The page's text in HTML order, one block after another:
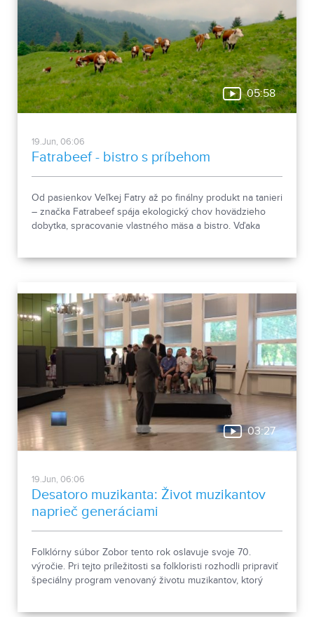
05:58
19.Jun, 06:06
Fatrabeef - bistro s príbehom
Od pasienkov Veľkej Fatry až po finálny produkt na tanieri
– značka Fatrabeef spája ekologický chov hovädzieho
dobytka, spracovanie vlastného mäsa a bistro. Vďaka
03:27
19.Jun, 06:06
Desatoro muzikanta: Život muzikantov
naprieč generáciami
Folklórny súbor Zobor tento rok oslavuje svoje 70.
výročie. Pri tejto príležitosti sa folkloristi rozhodli pripraviť
špeciálny program venovaný životu muzikantov, ktorý